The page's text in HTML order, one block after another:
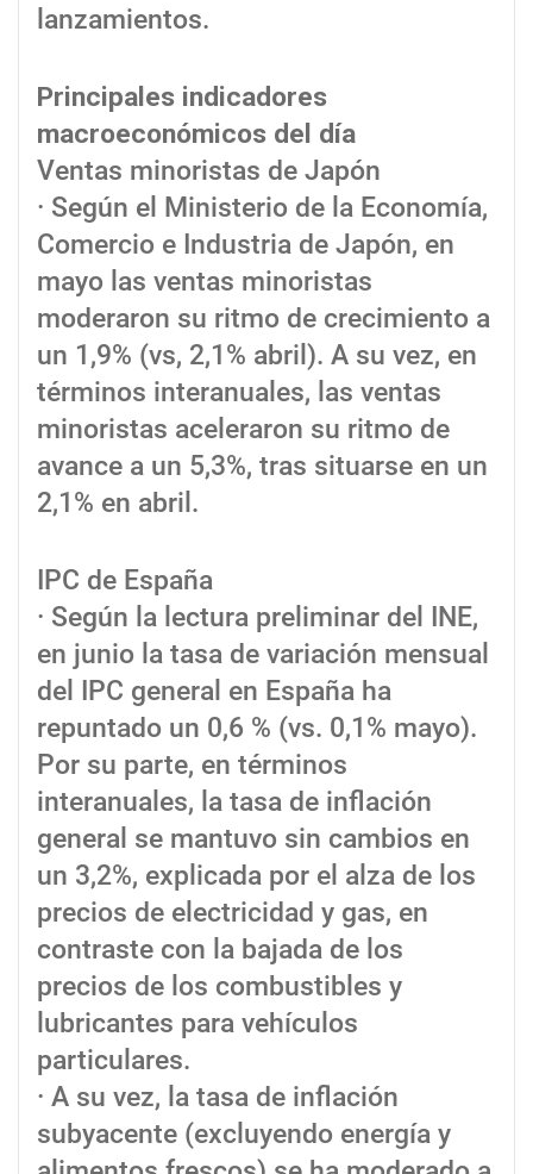
lanzamientos.
Principales indicadores
macroeconómicos del día
Ventas minoristas de Japón
· Según el Ministerio de la Economía,
Comercio e Industria de Japón, en
mayo las ventas minoristas
moderaron su ritmo de crecimiento a
un 1,9% (vs, 2,1% abril). A su vez, en
términos interanuales, las ventas
minoristas aceleraron su ritmo de
avance a un 5,3%, tras situarse en un
2,1% en abril.
IPC de España
· Según la lectura preliminar del INE,
en junio la tasa de variación mensual
del IPC general en España ha
repuntado un 0,6 % (vs. 0,1% mayo).
Por su parte, en términos
interanuales, la tasa de inflación
general se mantuvo sin cambios en
un 3,2%, explicada por el alza de los
precios de electricidad y gas, en
contraste con la bajada de los
precios de los combustibles y
lubricantes para vehículos
particulares.
· A su vez, la tasa de inflación
subyacente (excluyendo energía y